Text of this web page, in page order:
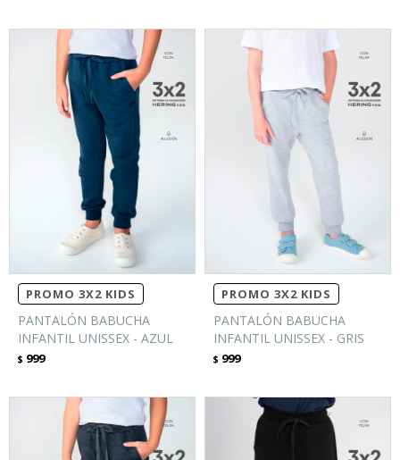
PROMO 3X2 KIDS
PANTALÓN BABUCHA
INFANTIL UNISSEX - AZUL
$ 999
PROMO 3X2 KIDS
PANTALÓN BABUCHA
INFANTIL UNISSEX - GRIS
$ 999